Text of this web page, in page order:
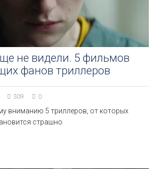
не видели. 5 фильмов
фанов триллеров
309 0
вниманию 5 триллеров, от которых
страшно